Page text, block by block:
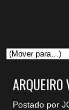
Postado por